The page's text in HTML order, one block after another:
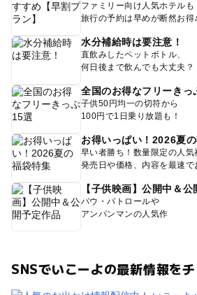
ファミリー向け人気ホテルも
旅行の予約は早めが断然お得♪
水分補給時は要注意！
直飲みしたペットボトル、
何日後まで飲んでも大丈夫？
全国のお得なフリーきっ
子供50円均一の切符から
100円で1日乗り放題も！
お得いっぱい！2026夏
早い者勝ち！数量限定の人気
発売日や価格、内容を最速で
【子供映画】公開中＆公
パウ・パトロールや
アンパンマンの人気作
SNSでいこーよの最新情報をチ